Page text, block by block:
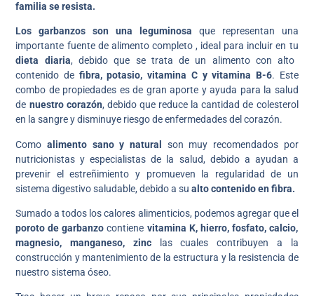
familia se resista.
Los garbanzos son una leguminosa que representan una
importante fuente de alimento completo , ideal para incluir en tu
dieta diaria, debido que se trata de un alimento con alto
contenido de fibra, potasio, vitamina C y vitamina B-6. Este
combo de propiedades es de gran aporte y ayuda para la salud
de nuestro corazón, debido que reduce la cantidad de colesterol
en la sangre y disminuye riesgo de enfermedades del corazón.
Como alimento sano y natural son muy recomendados por
nutricionistas y especialistas de la salud, debido a ayudan a
prevenir el estreñimiento y promueven la regularidad de un
sistema digestivo saludable, debido a sualto contenido en fibra.
Sumado a todos los calores alimenticios, podemos agregar que el
poroto de garbanzo contiene vitamina K, hierro, fosfato, calcio,
magnesio, manganeso, zinc
las cuales contribuyen a la
construcción y mantenimiento de la estructura y la resistencia de
nuestro sistema óseo.